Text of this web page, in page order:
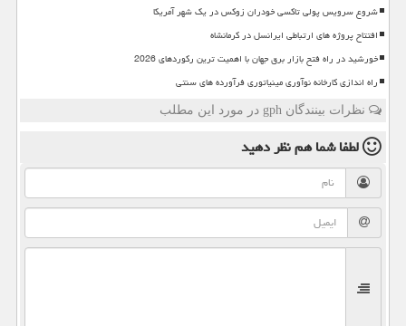
شروع سرویس پولی تاکسی خودران زوکس در یک شهر آمریکا
افتتاح پروژه های ارتباطی ایرانسل در کرمانشاه
خورشید در راه فتح بازار برق جهان با اهمیت ترین رکوردهای 2026
راه اندازی کارخانه نوآوری مینیاتوری فرآورده های سنتی
نظرات بینندگان gph در مورد این مطلب
لطفا شما همنظر دهید